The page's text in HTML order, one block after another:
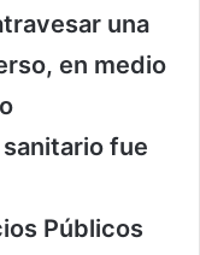
una
en medio
fue
Públicos